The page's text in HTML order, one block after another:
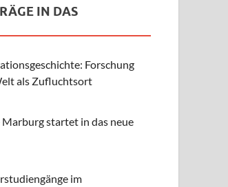
IN DAS
Forschung
als Zufluchtsort
startet in das neue
im